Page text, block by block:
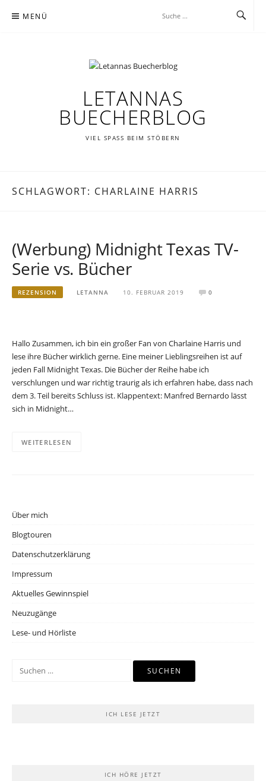
Inhalt MENÜ
LETANNAS
BUECHERBLOG
VIEL SPASS BEIM STÖBERN
SCHLAGWORT: CHARLAINE HARRIS
(Werbung) Midnight Texas TV-
Serie vs. Bücher
REZENSION LETANNA 10. FEBRUAR 2019 0
Hallo Zusammen, ich bin ein großer Fan von Charlaine Harris und
lese ihre Bücher wirklich gerne. Eine meiner Lieblingsreihen ist auf
jeden Fall Midnight Texas. Die Bücher der Reihe habe ich
verschlungen und war richtig traurig als ich erfahren habe, dass nach
dem 3. Teil bereits Schluss ist. Klappentext: Manfred Bernardo lässt
sich in Midnight…
WEITERLESEN
Über mich
Blogtouren
Datenschutzerklärung
Impressum
Aktuelles Gewinnspiel
Neuzugänge
Lese- und Hörliste
Suchen
ICH LESE JETZT
ICH HÖRE JETZT